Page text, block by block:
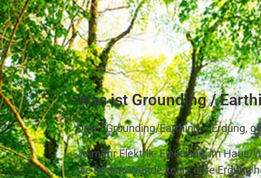
Was ist Grounding /
Unter Grounding/Earthing – Erdung,
Je mehr Elektrik- Elektronik im Haus/
die Böden/Wände keine gute Erdung